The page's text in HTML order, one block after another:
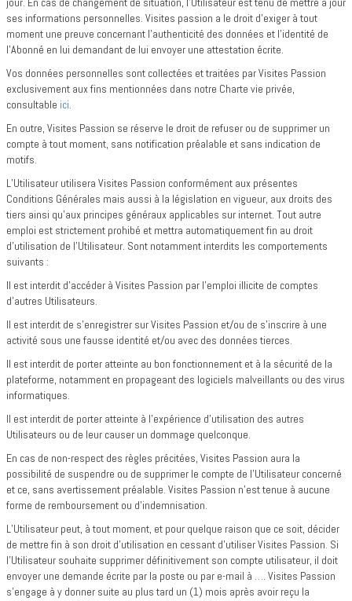
ses informations personnelles. Visites passion a le droit d'exiger à tout
moment une preuve concernant l'authenticité des données et l'identité de
l'Abonné en lui demandant de lui envoyer une attestation écrite.
Vos données personnelles sont collectées et traitées par Visites Passion
exclusivement aux fins mentionnées dans notre Charte vie privée,
consultable ici.
En outre, Visites Passion se réserve le droit de refuser ou de supprimer un
compte à tout moment, sans notification préalable et sans indication de
motifs.
L’Utilisateur utilisera Visites Passion conformément aux présentes
Conditions Générales mais aussi à la législation en vigueur, aux droits des
tiers ainsi qu’aux principes généraux applicables sur internet. Tout autre
emploi est strictement prohibé et mettra automatiquement fin au droit
d'utilisation de l’Utilisateur. Sont notamment interdits les comportements
suivants :
Il est interdit d'accéder à Visites Passion par l'emploi illicite de comptes
d'autres Utilisateurs.
Il est interdit de s'enregistrer sur Visites Passion et/ou de s’inscrire à une
activité sous une fausse identité et/ou avec des données tierces.
Il est interdit de porter atteinte au bon fonctionnement et à la sécurité de la
plateforme, notamment en propageant des logiciels malveillants ou des virus
informatiques.
Il est interdit de porter atteinte à l’expérience d’utilisation des autres
Utilisateurs ou de leur causer un dommage quelconque.
En cas de non-respect des règles précitées, Visites Passion aura la
possibilité de suspendre ou de supprimer le compte de l’Utilisateur concerné
et ce, sans avertissement préalable. Visites Passion n’est tenue à aucune
forme de remboursement ou d’indemnisation.
L’Utilisateur peut, à tout moment, et pour quelque raison que ce soit, décider
de mettre fin à son droit d’utilisation en cessant d’utiliser Visites Passion. Si
l’Utilisateur souhaite supprimer définitivement son compte utilisateur, il doit
envoyer une demande écrite par la poste ou par e-mail à …. Visites Passion
s’engage à y donner suite au plus tard un (1) mois après avoir reçu la